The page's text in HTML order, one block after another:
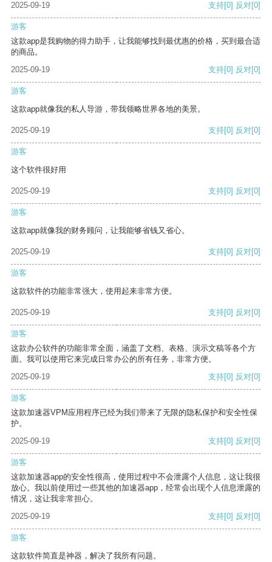
2025-09-19 支持[0] 反对[0]
游客
这款app是我购物的得力助手，让我能够找到最优惠的价格，买到最合适
的商品。
2025-09-19
支持[0] 反对[0]
游客
这款app就像我的私人导游，带我领略世界各地的美景。
2025-09-19 支持[0] 反对[0]
游客
这个软件很好用
2025-09-19 支持[0] 反对[0]
游客
这款app就像我的财务顾问，让我能够省钱又省心。
2025-09-19 支持[0] 反对[0]
游客
这款软件的功能非常强大，使用起来非常方便。
2025-09-19 支持[0] 反对[0]
游客
这款办公软件的功能非常全面，涵盖了文档、表格、演示文稿等各个方
面。我可以使用它来完成日常办公的所有任务，非常方便。
2025-09-19
支持[0] 反对[0]
游客
这款加速器VPM应用程序已经为我们带来了无限的隐私保护和安全性保
护。
2025-09-19
支持[0] 反对[0]
游客
这款加速器app的安全性很高，使用过程中不会泄露个人信息，这让我很
放心。我以前使用过一些其他的加速器app，经常会出现个人信息泄露的
情况，这让我非常担心。
2025-09-19
支持[0] 反对[0]
游客
这款软件简直是神器，解决了我所有问题。